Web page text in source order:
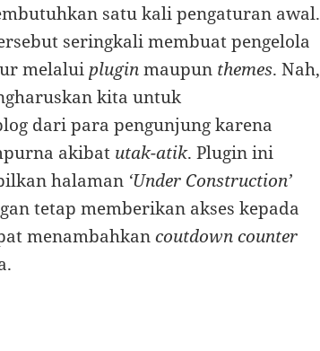
satu kali pengaturan awal.
seringkali membuat pengelola
melalui pluginmaupun themes. Nah,
kita untuk
dari para pengunjung karena
akibat utak-atik. Plugin ini
halaman ‘Under Construction’
tetap memberikan akses kepada
menambahkancoutdown counter